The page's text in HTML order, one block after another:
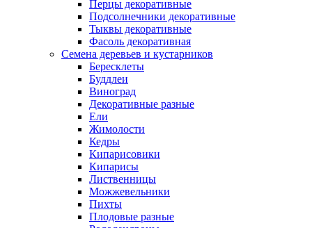
Перцы декоративные
Подсолнечники декоративные
Тыквы декоративные
Фасоль декоративная
Семена деревьев и кустарников
Бересклеты
Буддлеи
Виноград
Декоративные разные
Ели
Жимолости
Кедры
Кипарисовики
Кипарисы
Лиственницы
Можжевельники
Пихты
Плодовые разные